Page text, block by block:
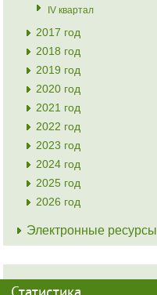
IV квартал
2017 год
2018 год
2019 год
2020 год
2021 год
2022 год
2023 год
2024 год
2025 год
2026 год
Электронные ресурсы